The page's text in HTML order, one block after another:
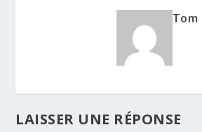
Tom
LAISSER UNE RÉPONSE